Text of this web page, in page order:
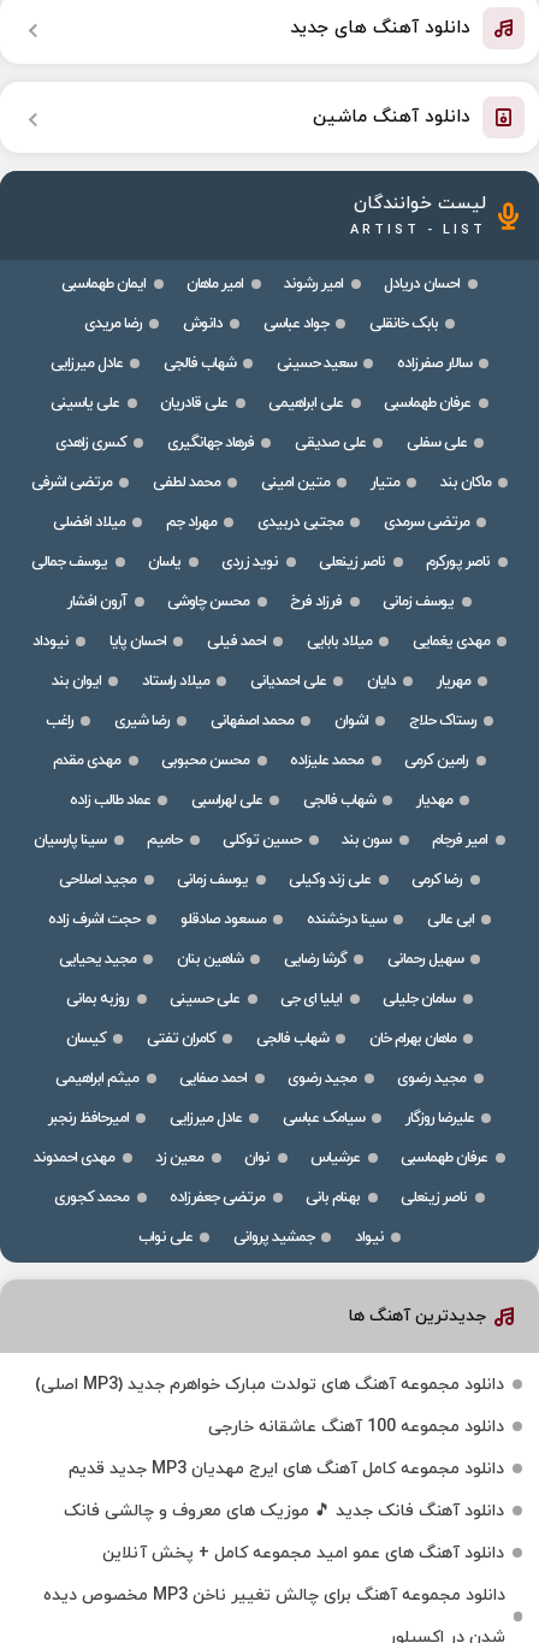
دانلود آهنگ های جدید
دانلود آهنگ ماشین
لیست خوانندگان
ARTIST - LIST
احسان دریادل امیر رشوند امیر ماهان
ایمان طهماسبی
بابک خانقلی
جواد عباسی دانوش
رضا مریدی
سالار صفرزاده
سعید حسینی شهاب فالجی
عادل میرزایی
عرفان طهماسبی
علی ابراهیمی علی قادریان
علی یاسینی
علی سفلی
علی صدیقی فرهاد جهانگیری
کسری زاهدی
ماکان بند
متیار متین امینی محمد لطفی
مرتضی اشرفی
مرتضی سرمدی
مجتبی دربیدی مهراد جم
میلاد افضلی
ناصر پورکرم
ناصر زینعلی نوید زردی یاسان
یوسف جمالی
یوسف زمانی
فرزاد فرخ محسن چاوشی
آرون افشار
مهدی یغمایی
میلاد بابایی احمد فیلی احسان پایا
نیوداد
مهریار
دایان علی احمدیانی میلاد راستاد
ایوان بند
رستاک حلاج
اشوان محمد اصفهانی رضا شیری
راغب
رامین کرمی
محمد علیزاده محسن محبوبی
مهدی مقدم
مهدیار
شهاب فالجی علی لهراسبی
عماد طالب زاده
امیر فرجام
سون بند حسین توکلی حامیم
سینا پارسیان
رضا کرمی
علی زند وکیلی یوسف زمانی
مجید اصلاحی
ابی عالی
سینا درخشنده مسعود صادقلو
حجت اشرف زاده
سهیل رحمانی
گرشا رضایی شاهین بنان
مجید یحیایی
سامان جلیلی
ایلیا ای جی علی حسینی
روزبه بمانی
ماهان بهرام خان
شهاب فالجی کامران تفتی
کیسان
مجید رضوی
مجید رضوی احمد صفایی
میثم ابراهیمی
علیرضا روزگار
سیامک عباسی عادل میرزایی
امیرحافظ رنجبر
عرفان طهماسبی
عرشیاس نوان معین زد
مهدی احمدوند
ناصر زینعلی
بهنام بانی مرتضی جعفرزاده
محمد کجوری
نیواد
جمشید پروانی علی نواب
جدیدترین آهنگ ها
دانلود مجموعه آهنگ های تولدت مبارک خواهرم جدید (MP3 اصلی)
دانلود مجموعه 100 آهنگ عاشقانه خارجی
دانلود مجموعه کامل آهنگ های ایرج مهدیان MP3 جدید قدیم
دانلود آهنگ فانک جدید 🎵 موزیک‌ های معروف و چالشی فانک
دانلود آهنگ های عمو امید مجموعه کامل + پخش آنلاین
دانلود مجموعه آهنگ برای چالش تغییر ناخن MP3 مخصوص دیده
شدن در اکسپلور